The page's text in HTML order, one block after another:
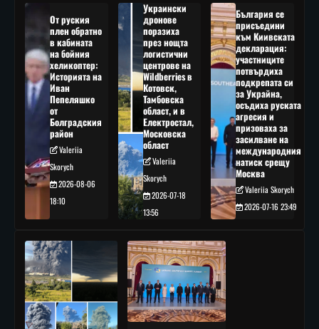
От руския
плен обратно
в кабината
на бойния
хеликоптер:
Историята на
Иван
Пепеляшко
от
Болградския
район
Valeriia
Skorych
2026-08-06
18:10
Украински
дронове
поразиха
през нощта
логистични
центрове на
Wildberries в
Котовск,
Тамбовска
област, и в
Електростал,
Московска
област
Valeriia
Skorych
2026-07-18
13:56
България се
присъедини
към Киивската
декларация:
участниците
потвърдиха
подкрепата си
за Украйна,
осъдиха руската
агресия и
призоваха за
засилване на
международния
натиск срещу
Москва
Valeriia Skorych
2026-07-16 23:49